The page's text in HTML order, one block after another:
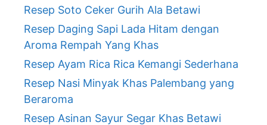
Resep Soto Ceker Gurih Ala Betawi
Resep Daging Sapi Lada Hitam dengan
Aroma Rempah Yang Khas
Resep Ayam Rica Rica Kemangi Sederhana
Resep Nasi Minyak Khas Palembang yang
Beraroma
Resep Asinan Sayur Segar Khas Betawi